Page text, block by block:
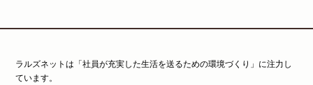
ラルズネットは「社員が充実した生活を送るための環境づくり」に注力し
ています。